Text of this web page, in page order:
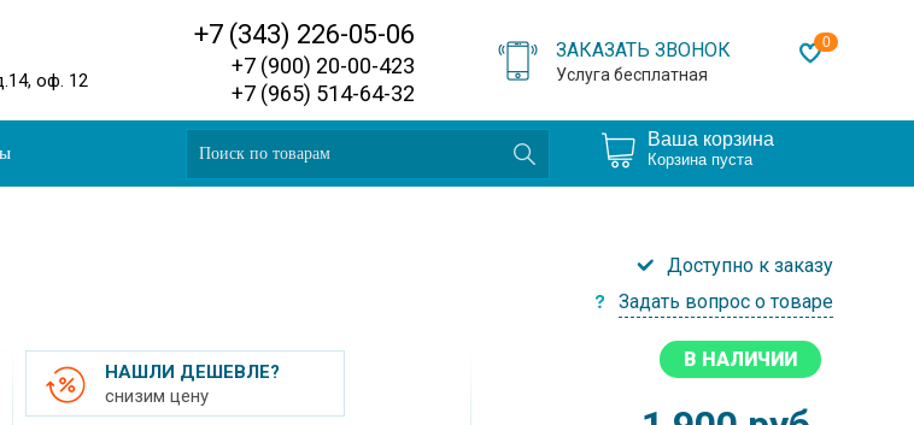
оф. 12
+7 (343) 226-05-06
+7 (900) 20-00-423
+7 (965) 514-64-32
ЗАКАЗАТЬ ЗВОНОК
Услуга бесплатная
0
Ваша корзина
Корзина пуста
Доступно к заказу
Задать вопрос о товаре
НАШЛИ ДЕШЕВЛЕ?
снизим цену
В НАЛИЧИИ